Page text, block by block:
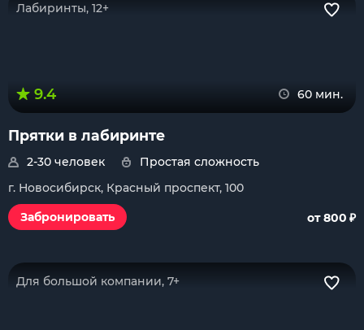
Лабиринты, 12+
9.4 60 мин.
Прятки в лабиринте
2-30 человек
Простая сложность
г. Новосибирск, Красный проспект, 100
Забронировать
от 800 ₽
Для большой компании, 7+